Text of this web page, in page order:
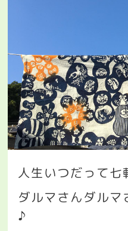
人生いつだって七
ダルマさんダルマ
♪